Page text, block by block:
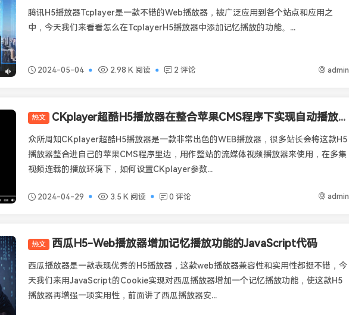
腾讯H5播放器Tcplayer是一款不错的Web播放器，被广泛应用到各个站点和应用之
中，今天我们来看看怎么在TcplayerH5播放器中添加记忆播放的功能。...
2024-05-04 2.98 K 阅读 2 评论 admin
CKplayer
热文 CKplayer超酷H5播放器在整合苹果CMS程序下实现自动播放下一集设置
众所周知CKplayer超酷H5播放器是一款非常出色的WEB播放器，很多站长会将这款H5
播放器整合进自己的苹果CMS程序里边，用作整站的流媒体视频播放器来使用，在多集
视频连载的播放环境下，如何设置CKplayer参数...
2024-04-29 3.5 K 阅读 0 评论 admin
西瓜播放器
热文 西瓜H5-Web播放器增加记忆播放功能的JavaScript代码
西瓜播放器是一款表现优秀的H5播放器，这款web播放器兼容性和实用性都挺不错，今
天我们来用JavaScript的Cookie实现对西瓜播放器增加一个记忆播放功能，使这款H5
播放器再增强一项实用性，前面讲了西瓜播放器安...